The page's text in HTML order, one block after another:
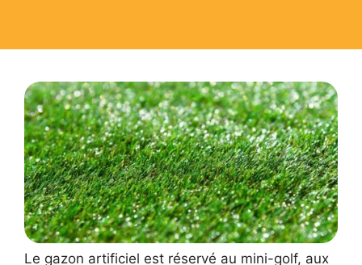
Le gazon artificiel est réservé au mini-golf, aux